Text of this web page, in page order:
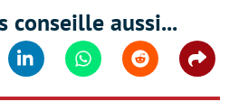
conseille aussi...
Linkedin WhatsappReddit